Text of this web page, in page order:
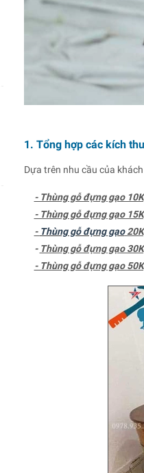
1. Tổng hợp các kích
Dựa trên nhu cầu của
- Thùng gỗ đựng gạo
- Thùng gỗ đựng gạo
- Thùng gỗ đựng gạo
- Thùng gỗ đựng gạo
- Thùng gỗ đựng gạo